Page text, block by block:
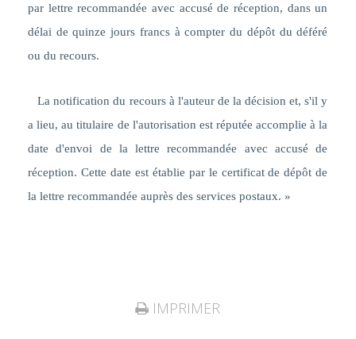
par lettre recommandée avec accusé de réception, dans un
délai de quinze jours francs à compter du dépôt du déféré
ou du recours.
La notification du recours à l'auteur de la décision et, s'il y
a lieu, au titulaire de l'autorisation est réputée accomplie à la
date d'envoi de la lettre recommandée avec accusé de
réception. Cette date est établie par le certificat de dépôt de
la lettre recommandée auprès des services postaux. »
IMPRIMER